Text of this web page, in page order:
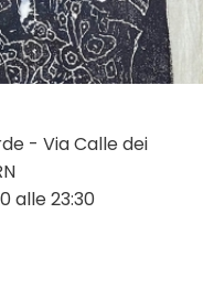
- Via Calle dei
alle 23:30